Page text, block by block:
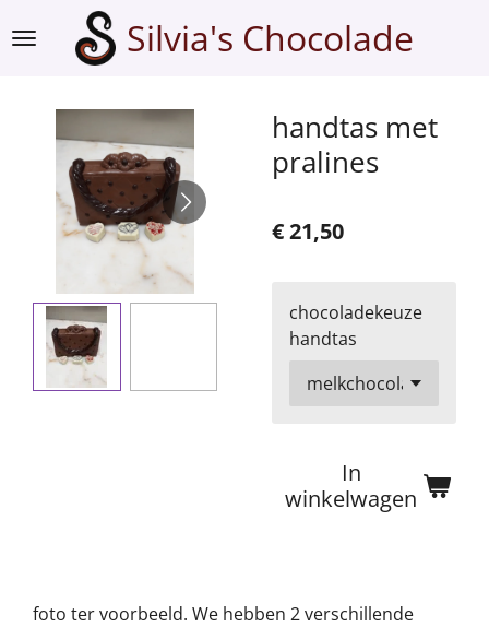
direct
Silvia's Chocolade
handtas met
pralines
€ 21,50
chocoladekeuze
handtas
In
winkelwagen
foto ter voorbeeld. We hebben 2 verschillende